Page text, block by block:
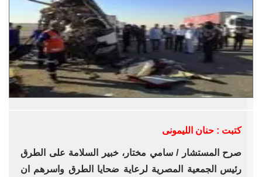
كتبت : حنان الليمونى
صرح المستشار / سامي مختار، خبير السلامة على الطرق
رئيس الجمعية المصرية لرعاية ضحايا الطرق واسرهم ان